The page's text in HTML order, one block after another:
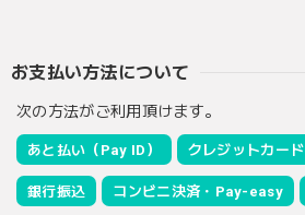
お支払い方法について
次の方法がご利用頂けます。
あと払い（Pay ID） クレジットカード
銀行振込 コンビニ決済・Pay-easy